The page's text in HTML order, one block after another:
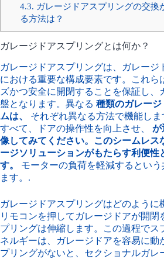
4.3. ガレージドアスプリングの交換
る方法は？
ガレージドアスプリングとは何か？
ガレージドアスプリングは、ガレージ
における重要な構成要素です。これら
ズかつ安全に開閉することを保証し、
盤となります。異なる 種類のガレー
ムは、
それぞれ異なる方法で機能し
すべて、ドアの操作性を向上させ、 が
像してみてください。このシームレス
ージソリューションがもたらす利便性
す。
モーターの負荷を軽減するとい
ます。.
ガレージドアスプリングはどのように
リモコンを押してガレージドアが開閉
プリングは伸縮します。この過程でス
ネルギーは、ガレージドアを容易に動
プリングがないと、セクショナルガレ